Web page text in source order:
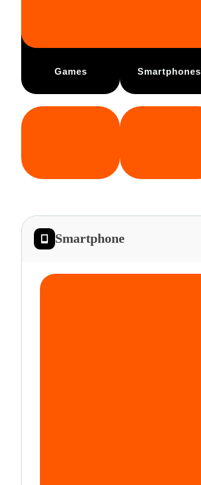
Games Smartphones
Smartphone